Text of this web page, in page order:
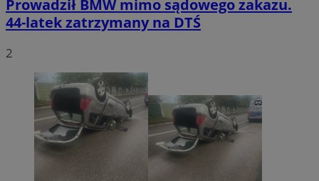
Prowadził BMW mimo sądowego zakazu.
44-latek zatrzymany na DTŚ
2